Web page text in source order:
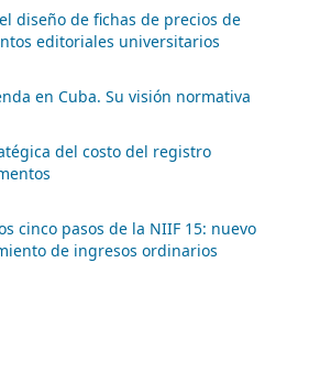
diseño de fichas de precios de
editoriales universitarios
en Cuba. Su visión normativa
del costo del registro
cinco pasos de la NIIF 15: nuevo
de ingresos ordinarios